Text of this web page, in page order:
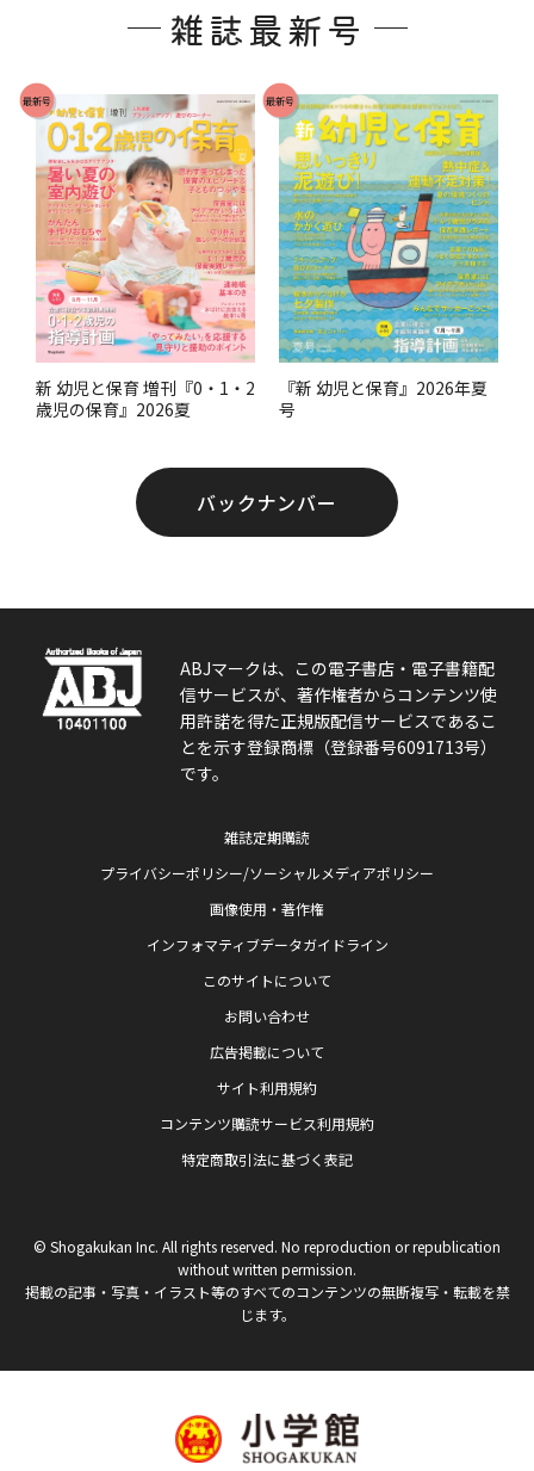
雑誌最新号
最新号
新 幼児と保育 増刊『0・1・2
歳児の保育』2026夏
最新号
『新 幼児と保育』2026年夏
号
バックナンバー
ABJマークは、この電子書店・電子書籍配
信サービスが、著作権者からコンテンツ使
用許諾を得た正規版配信サービスであるこ
とを示す登録商標（登録番号6091713号）
です。
雑誌定期購読
プライバシーポリシー/ソーシャルメディアポリシー
画像使用・著作権
インフォマティブデータガイドライン
このサイトについて
お問い合わせ
広告掲載について
サイト利用規約
コンテンツ購読サービス利用規約
特定商取引法に基づく表記
© Shogakukan Inc. All rights reserved. No reproduction or republication
without written permission.
掲載の記事・写真・イラスト等のすべてのコンテンツの無断複写・転載を禁
じます。